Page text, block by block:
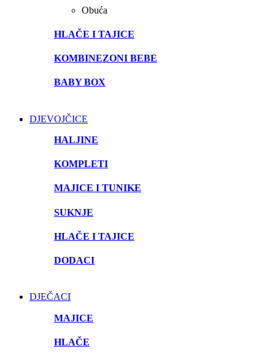
Obuća
HLAČE I TAJICE
KOMBINEZONI BEBE
BABY BOX
DJEVOJČICE
HALJINE
KOMPLETI
MAJICE I TUNIKE
SUKNJE
HLAČE I TAJICE
DODACI
DJEČACI
MAJICE
HLAČE